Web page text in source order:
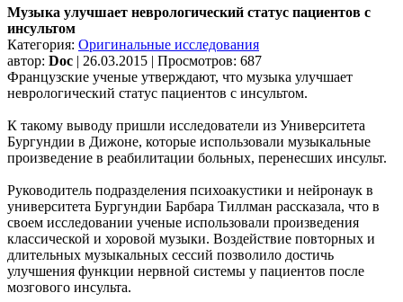
Музыка улучшает неврологический статус пациентов с
инсультом
Категория: Оригинальные исследования
автор: Doc | 26.03.2015 | Просмотров: 687
Французские ученые утверждают, что музыка улучшает
неврологический статус пациентов с инсультом.
К такому выводу пришли исследователи из Университета
Бургундии в Дижоне, которые использовали музыкальные
произведение в реабилитации больных, перенесших инсульт.
Руководитель подразделения психоакустики и нейронаук в
университета Бургундии Барбара Тиллман рассказала, что в
своем исследовании ученые использовали произведения
классической и хоровой музыки. Воздействие повторных и
длительных музыкальных сессий позволило достичь
улучшения функции нервной системы у пациентов после
мозгового инсульта.